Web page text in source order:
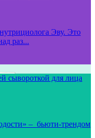
Эву. Это
раз...
сывороткой для лица
– бьюти-трендом